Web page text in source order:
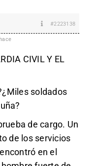
#2223138
CIVIL Y EL
soldados
de cargo. Un
de los servicios
en el